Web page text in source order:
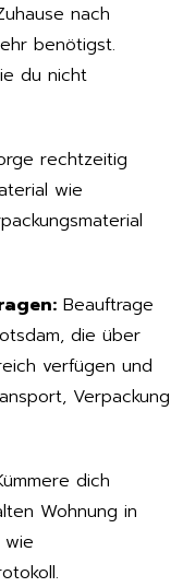
nach
benötigst.
du nicht
rechtzeitig
wie
Beauftrage
die über
verfügen und
Verpackung
dich
Wohnung in
wie